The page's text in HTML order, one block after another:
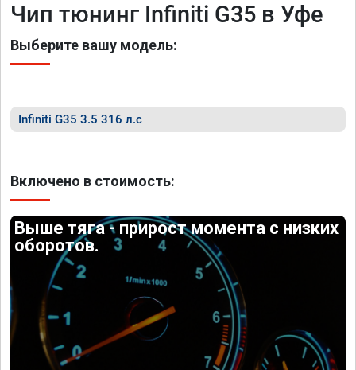
Чип тюнинг Infiniti G35 в Уфе
Выберите вашу модель:
Infiniti G35 3.5 316 л.с
Включено в стоимость:
Выше тяга - прирост момента с низких
оборотов.